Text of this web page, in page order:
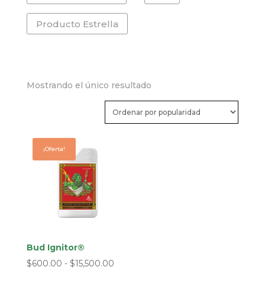
Producto Estrella
Mostrando el único resultado
¡Oferta!
Bud Ignitor®
$600.00 - $15,500.00Rango